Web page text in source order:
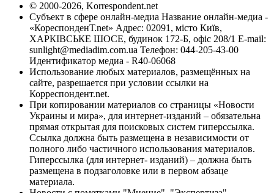
© 2000-2026, Korrespondent.net
Субъект в сфере онлайн-медиа Название онлайн-медиа -
«КореспонденТ.net» Адрес: 02091, місто Київ,
ХАРКІВСЬКЕ ШОСЕ, будинок 172-Б, офіс 208/1 E-mail:
sunlight@mediadim.com.ua Телефон: 044-205-43-00
Идентификатор медиа - R40-06068
Использование любых материалов, размещённых на
сайте, разрешается при условии ссылки на
Корреспондент.net.
При копировании материалов со страницы «Новости
Украины и мира», для интернет-изданий – обязательна
прямая открытая для поисковых систем гиперссылка.
Ссылка должна быть размещена в независимости от
полного либо частичного использования материалов.
Гиперссылка (для интернет- изданий) – должна быть
размещена в подзаголовке или в первом абзаце
материала.